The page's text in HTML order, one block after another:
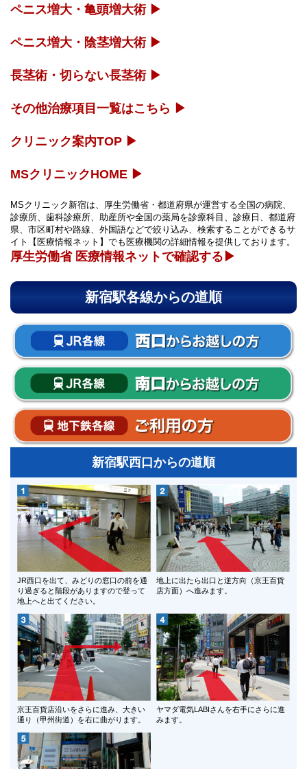
ペニス増大・亀頭増大術 ▶
ペニス増大・陰茎増大術 ▶
長茎術・切らない長茎術 ▶
その他治療項目一覧はこちら ▶
クリニック案内TOP ▶
MSクリニックHOME ▶
MSクリニック新宿は、厚生労働省・都道府県が運営する全国の病院、
診療所、歯科診療所、助産所や全国の薬局を診療科目、診療日、都道府
県、市区町村や路線、外国語などで絞り込み、検索することができるサ
イト【医療情報ネット】でも医療機関の詳細情報を提供しております。
厚生労働省 医療情報ネットで確認する▶︎
新宿駅各線からの道順
新宿駅西口からの道順
JR西口を出て、みどりの窓口の前を通
り過ぎると階段がありますので登って
地上へと出てください。
地上に出たら出口と逆方向（京王百貨
店方面）へ進みます。
京王百貨店沿いをさらに進み、大きい
通り（甲州街道）を右に曲がります。
ヤマダ電気LABIさんを右手にさらに進
みます。